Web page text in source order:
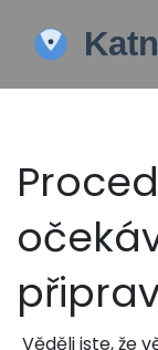
Věděli jste, že